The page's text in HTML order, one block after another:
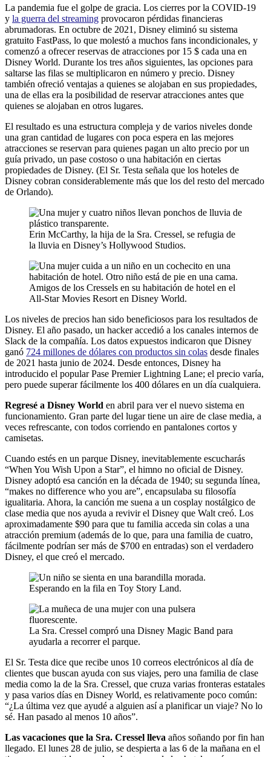
La pandemia fue el golpe de gracia. Los cierres por la COVID-19
y la guerra del streaming provocaron pérdidas financieras
abrumadoras. En octubre de 2021, Disney eliminó su sistema
gratuito FastPass, lo que molestó a muchos fans incondicionales, y
comenzó a ofrecer reservas de atracciones por 15 $ cada una en
Disney World. Durante los tres años siguientes, las opciones para
saltarse las filas se multiplicaron en número y precio. Disney
también ofreció ventajas a quienes se alojaban en sus propiedades,
una de ellas era la posibilidad de reservar atracciones antes que
quienes se alojaban en otros lugares.
El resultado es una estructura compleja y de varios niveles donde
una gran cantidad de lugares con poca espera en las mejores
atracciones se reservan para quienes pagan un alto precio por un
guía privado, un pase costoso o una habitación en ciertas
propiedades de Disney. (El Sr. Testa señala que los hoteles de
Disney cobran considerablemente más que los del resto del mercado
de Orlando).
Erin McCarthy, la hija de la Sra. Cressel, se refugia de
la lluvia en Disney’s Hollywood Studios.
Amigos de los Cressels en su habitación de hotel en el
All-Star Movies Resort en Disney World.
Los niveles de precios han sido beneficiosos para los resultados de
Disney. El año pasado, un hacker accedió a los canales internos de
Slack de la compañía. Los datos expuestos indicaron que Disney
ganó 724 millones de dólares con productos sin colas desde finales
de 2021 hasta junio de 2024. Desde entonces, Disney ha
introducido el popular Pase Premier Lightning Lane; el precio varía,
pero puede superar fácilmente los 400 dólares en un día cualquiera.
Regresé a Disney World en abril para ver el nuevo sistema en
funcionamiento. Gran parte del lugar tiene un aire de clase media, a
veces refrescante, con todos corriendo en pantalones cortos y
camisetas.
Cuando estés en un parque Disney, inevitablemente escucharás
“When You Wish Upon a Star”, el himno no oficial de Disney.
Disney adoptó esa canción en la década de 1940; su segunda línea,
“makes no difference who you are”, encapsulaba su filosofía
igualitaria. Ahora, la canción me suena a un cosplay nostálgico de
clase media que nos ayuda a revivir el Disney que Walt creó. Los
aproximadamente $90 para que tu familia acceda sin colas a una
atracción premium (además de lo que, para una familia de cuatro,
fácilmente podrían ser más de $700 en entradas) son el verdadero
Disney, el que creó el mercado.
Esperando en la fila en Toy Story Land.
La Sra. Cressel compró una Disney Magic Band para
ayudarla a recorrer el parque.
El Sr. Testa dice que recibe unos 10 correos electrónicos al día de
clientes que buscan ayuda con sus viajes, pero una familia de clase
media como la de la Sra. Cressel, que cruza varias fronteras estatales
y pasa varios días en Disney World, es relativamente poco común:
“¿La última vez que ayudé a alguien así a planificar un viaje? No lo
sé. Han pasado al menos 10 años”.
Las vacaciones que la Sra. Cressel lleva años soñando por fin han
llegado. El lunes 28 de julio, se despierta a las 6 de la mañana en el